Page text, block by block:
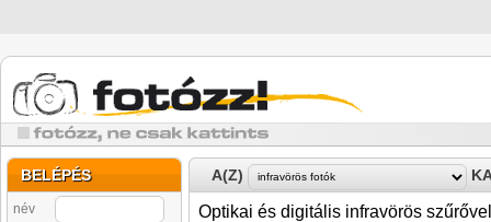
BELÉPÉS
név
A(Z)
Optikai és digitális infravörös